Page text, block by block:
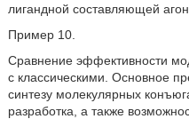
лигандной составляющей
Пример 10.
Сравнение эффективности
с классическими. Основное
синтезу молекулярных
разработка, а также